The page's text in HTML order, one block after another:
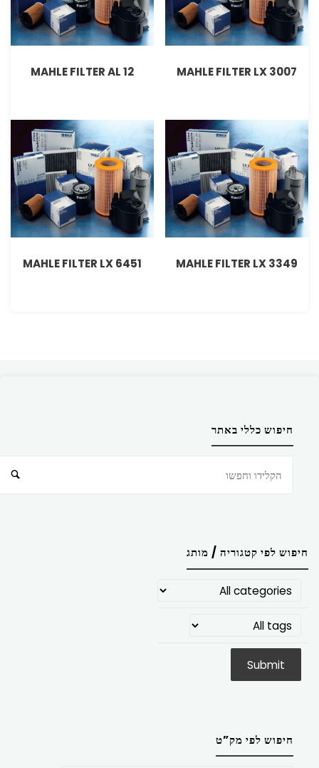
MAHLE FILTER LX 3007
MAHLE FILTER AL 12
MAHLE FILTER LX 3349
MAHLE FILTER LX 6451
חיפוש כללי באתר
חיפוש לפי קטגוריה / מותג
חיפוש לפי מק”ט